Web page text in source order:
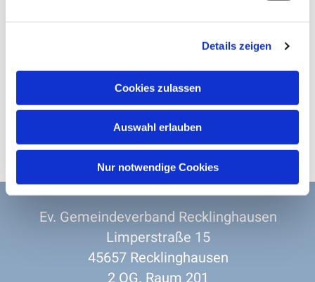
Details zeigen
Cookies zulassen
Auswahl erlauben
Nur notwendige Cookies
Ev. Gemeindeverband Recklinghausen
Limperstraße 15
45657 Recklinghausen